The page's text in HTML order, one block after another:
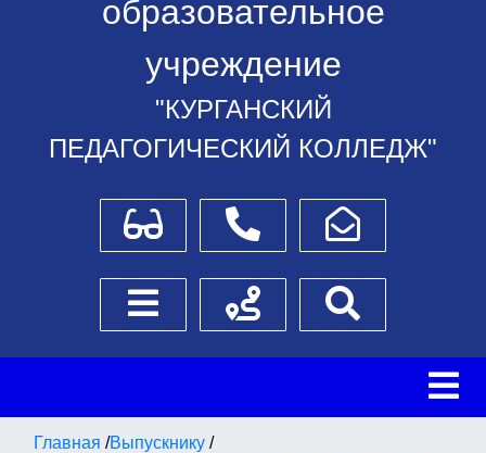
образовательное
учреждение
"КУРГАНСКИЙ
ПЕДАГОГИЧЕСКИЙ КОЛЛЕДЖ"
Для слабовидящихТелефоныНаписать обращение
Боковое менюСхема проезда
Главная /Выпускнику /